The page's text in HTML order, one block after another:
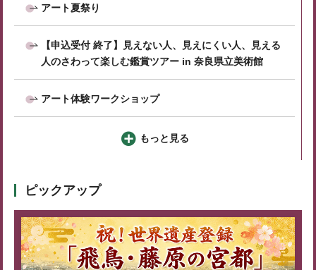
アート夏祭り
【申込受付 終了】見えない⼈、⾒えにくい⼈、見える
人のさわって楽しむ鑑賞ツアー in 奈良県立美術館
アート体験ワークショップ
もっと見る
ピックアップ